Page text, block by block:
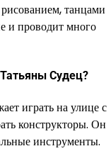
танцами
и проводит много
Судец?
играть на улице с
конструкторы. Он
инструменты.